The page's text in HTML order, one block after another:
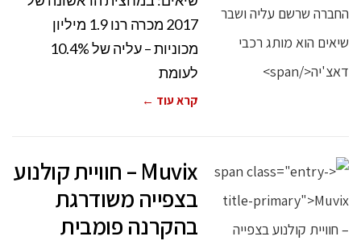
2017 מכרה רנו 1.9 מיליון
מכוניות – עליה של 10.4%
לעומת
קרא עוד ←
Muvix – חוויית קולנוע
בצפייה משודרגת
בהקרנה פומבית